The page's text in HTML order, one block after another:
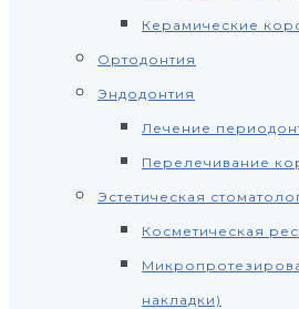
Керамические
Ортодонтия
Эндодонтия
Лечение
Перелечивание
Эстетическая
Косметическая
накладки)